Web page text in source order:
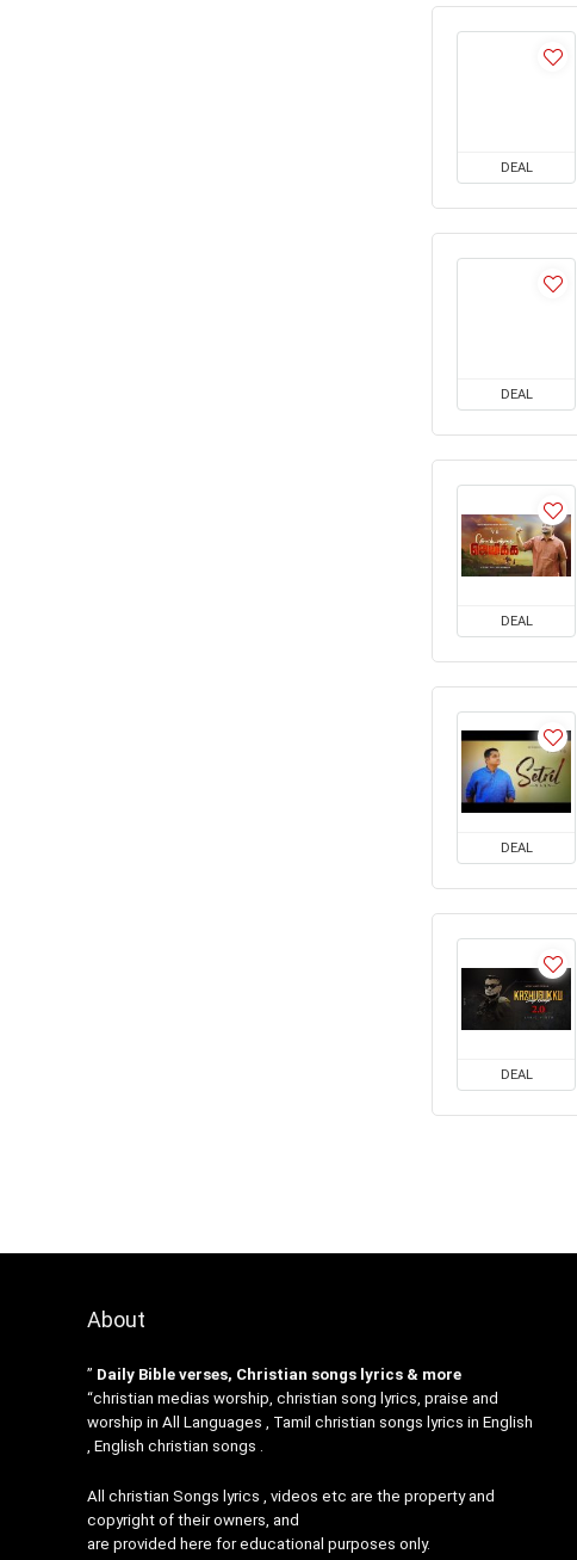
DEAL
DEAL
DEAL
DEAL
DEAL
About
” Daily Bible verses, Christian songs lyrics & more
“christian medias worship, christian song lyrics, praise and
worship in All Languages , Tamil christian songs lyrics in English
, English christian songs .
All christian Songs lyrics , videos etc are the property and
copyright of their owners, and
are provided here for educational purposes only.